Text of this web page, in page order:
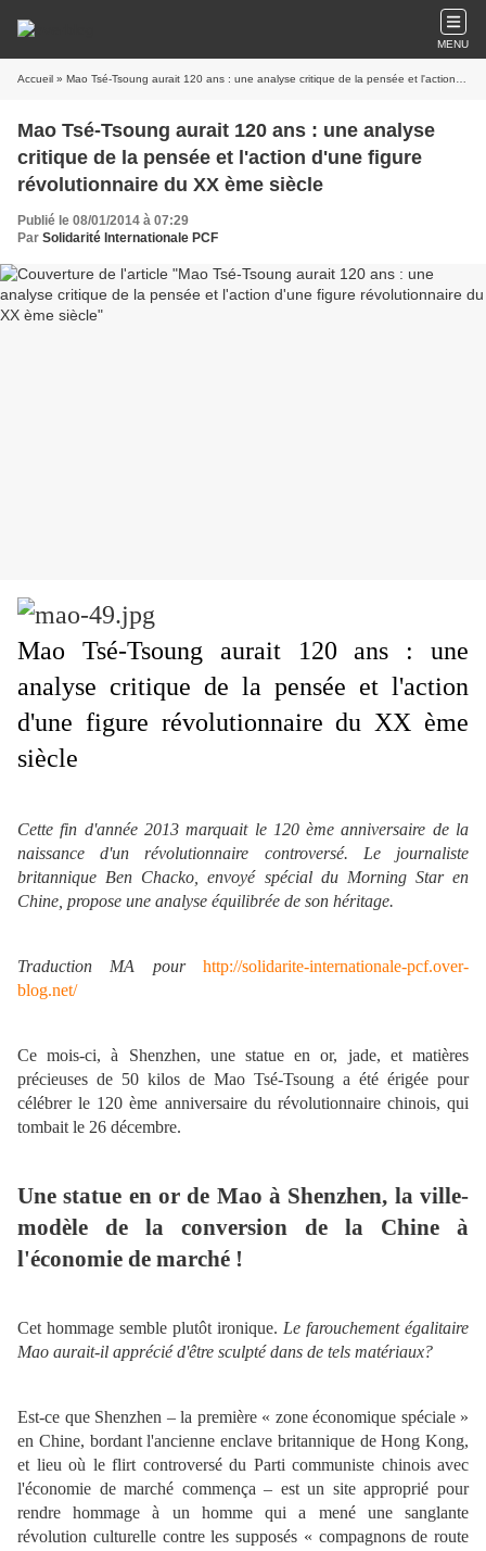
MENU
Accueil » Mao Tsé-Tsoung aurait 120 ans : une analyse critique de la pensée et l'action d'une figure révolutionnaire du XX ème siècle
Mao Tsé-Tsoung aurait 120 ans : une analyse
critique de la pensée et l'action d'une figure
révolutionnaire du XX ème siècle
Publié le 08/01/2014 à 07:29
Par Solidarité Internationale PCF
Mao Tsé-Tsoung aurait 120 ans : une
analyse critique de la pensée et l'action
d'une figure révolutionnaire du XX ème
siècle
Cette fin d'année 2013 marquait le 120 ème anniversaire de la
naissance d'un révolutionnaire controversé. Le journaliste
britannique Ben Chacko, envoyé spécial du Morning Star en
Chine, propose une analyse équilibrée de son héritage.
Traduction MA pour
http://solidarite-internationale-pcf.over-
blog.net/
Ce mois-ci, à Shenzhen, une statue en or, jade, et matières
précieuses de 50 kilos de Mao Tsé-Tsoung a été érigée pour
célébrer le 120 ème anniversaire du révolutionnaire chinois, qui
tombait le 26 décembre.
Une statue en or de Mao à Shenzhen, la ville-
modèle de la conversion de la Chine à
l'économie de marché !
Cet hommage semble plutôt ironique. Le farouchement égalitaire
Mao aurait-il apprécié d'être sculpté dans de tels matériaux?
Est-ce que Shenzhen – la première « zone économique spéciale »
en Chine, bordant l'ancienne enclave britannique de Hong Kong,
et lieu où le flirt controversé du Parti communiste chinois avec
l'économie de marché commença – est un site approprié pour
rendre hommage à un homme qui a mené une sanglante
révolution culturelle contre les supposés « compagnons de route